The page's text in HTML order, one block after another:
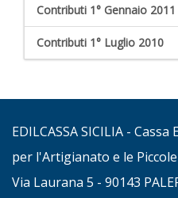
Contributi 1° Gennaio 2011
Contributi 1° Luglio 2010
EDILCASSA SICILIA - Cassa
per l'Artigianato e le
Via Laurana 5 - 90143